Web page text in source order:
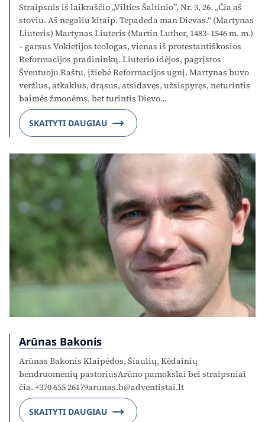
Straipsnis iš laikraščio „Vilties Šaltinio”, Nr. 3, 26. „Čia aš
stoviu. Aš negaliu kitaip. Tepadeda man Dievas.“ (Martynas
Liuteris) Martynas Liuteris (Martin Luther, 1483–1546 m. m.)
– garsus Vokietijos teologas, vienas iš protestantiškosios
Reformacijos pradininkų. Liuterio idėjos, pagrįstos
Šventuoju Raštu, įžiebė Reformacijos ugnį. Martynas buvo
veržlus, atkaklus, drąsus, atsidavęs, užsispyręs, neturintis
baimės žmonėms, bet turintis Dievo…
SKAITYTI DAUGIAU
Arūnas Bakonis
Arūnas Bakonis Klaipėdos, Šiaulių, Kėdainių
bendruomenių pastoriusArūno pamokslai bei straipsniai
čia. +370 65526179arunas.b@adventistai.lt
SKAITYTI DAUGIAU